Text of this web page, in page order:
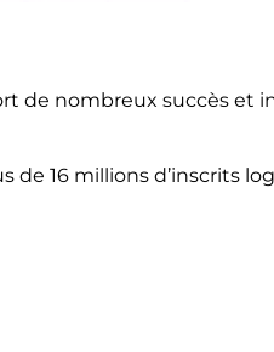
de nombreux succès et
16 millions d’inscrits